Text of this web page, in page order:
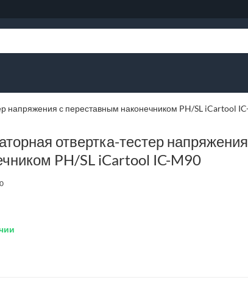
напряжения с переставным наконечником PH/SL iCartool
отвертка-тестер
PH/SL iCartool IC-M90